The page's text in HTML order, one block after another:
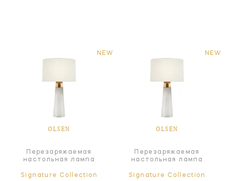
NEW
OLSEN
Перезаряжаемая
настольная лампа
Signature Collection
NEW
OLSEN
Перезаряжаемая
настольная лампа
Signature Collection